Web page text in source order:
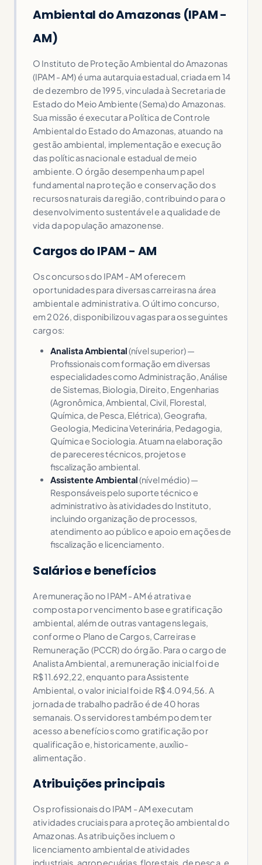
Ambiental do Amazonas (IPAM -
AM)
O Instituto de Proteção Ambiental do Amazonas
(IPAM - AM) é uma autarquia estadual, criada em 14
de dezembro de 1995, vinculada à Secretaria de
Estado do Meio Ambiente (Sema) do Amazonas.
Sua missão é executar a Política de Controle
Ambiental do Estado do Amazonas, atuando na
gestão ambiental, implementação e execução
das políticas nacional e estadual de meio
ambiente. O órgão desempenha um papel
fundamental na proteção e conservação dos
recursos naturais da região, contribuindo para o
desenvolvimento sustentável e a qualidade de
vida da população amazonense.
Cargos do IPAM - AM
Os concursos do IPAM - AM oferecem
oportunidades para diversas carreiras na área
ambiental e administrativa. O último concurso,
em 2026, disponibilizou vagas para os seguintes
cargos:
Analista Ambiental(nível superior) —
Profissionais com formação em diversas
especialidades como Administração, Análise
de Sistemas, Biologia, Direito, Engenharias
(Agronômica, Ambiental, Civil, Florestal,
Química, de Pesca, Elétrica), Geografia,
Geologia, Medicina Veterinária, Pedagogia,
Química e Sociologia. Atuam na elaboração
de pareceres técnicos, projetos e
fiscalização ambiental.
Assistente Ambiental(nível médio) —
Responsáveis pelo suporte técnico e
administrativo às atividades do Instituto,
incluindo organização de processos,
atendimento ao público e apoio em ações de
fiscalização e licenciamento.
Salários e benefícios
A remuneração no IPAM - AM é atrativa e
composta por vencimento base e gratificação
ambiental, além de outras vantagens legais,
conforme o Plano de Cargos, Carreiras e
Remuneração (PCCR) do órgão. Para o cargo de
Analista Ambiental, a remuneração inicial foi de
R$ 11.692,22, enquanto para Assistente
Ambiental, o valor inicial foi de R$ 4.094,56. A
jornada de trabalho padrão é de 40 horas
semanais. Os servidores também podem ter
acesso a benefícios como gratificação por
qualificação e, historicamente, auxílio-
alimentação.
Atribuições principais
Os profissionais do IPAM - AM executam
atividades cruciais para a proteção ambiental do
Amazonas. As atribuições incluem o
licenciamento ambiental de atividades
industriais, agropecuárias, florestais, de pesca, e